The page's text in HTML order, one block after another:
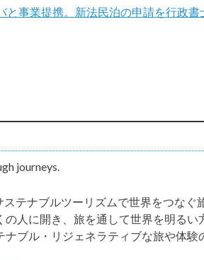
と事業提携。新法民泊の申請を行政書
journeys.
テナブルツーリズムで世界をつなぐ
の人に開き、旅を通して世界を明るい
ナブル・リジェネラティブな旅や体験